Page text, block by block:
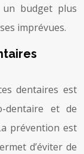
budget plus
imprévues.
dentaires est
dentaire et de
prévention est
d’éviter de